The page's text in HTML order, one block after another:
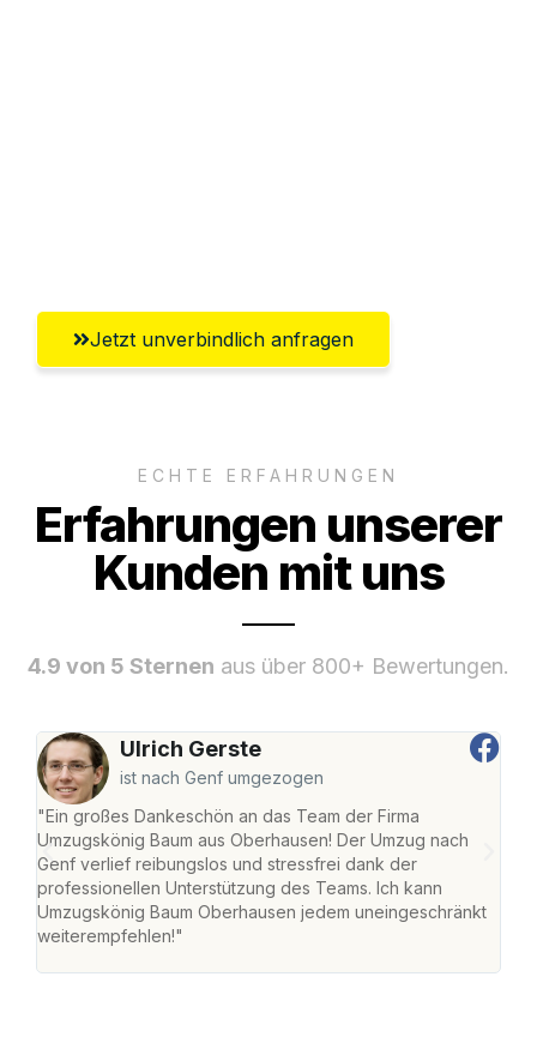
Jetzt unverbindlich anfragen
ECHTE ERFAHRUNGEN
Erfahrungen unserer
Kunden mit uns
4.9 von 5 Sternen aus über 800+ Bewertungen.
Ulrich Gerste
ist nach Genf umgezogen
"Ein großes Dankeschön an das Team der Firma
Umzugskönig Baum aus Oberhausen! Der Umzug nach
Genf verlief reibungslos und stressfrei dank der
professionellen Unterstützung des Teams. Ich kann
Umzugskönig Baum Oberhausen jedem uneingeschränkt
weiterempfehlen!"